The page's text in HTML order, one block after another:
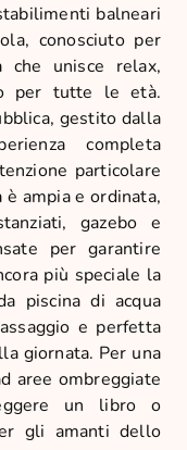
balneari
conosciuto per
che unisce relax,
per tutte le età.
gestito dalla
completa
particolare
ampia e ordinata,
gazebo e
per garantire
più speciale la
piscina di acqua
e perfetta
giornata. Per una
aree ombreggiate
un libro o
gli amanti dello